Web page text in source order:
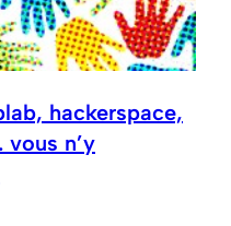
hackerspace,
n’y